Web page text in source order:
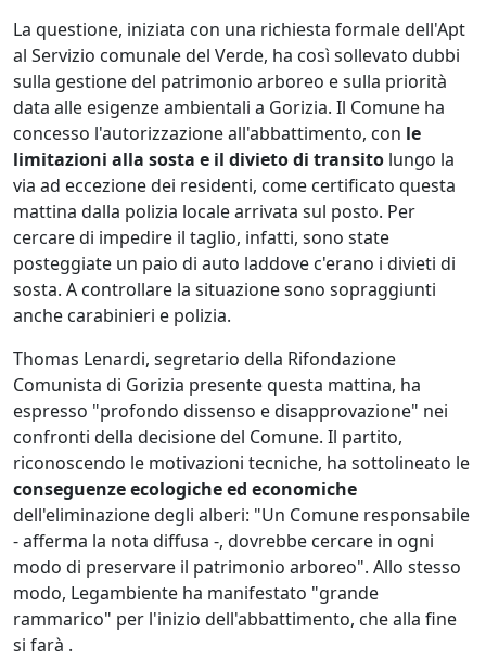
La questione, iniziata con una richiesta formale dell'Apt
al Servizio comunale del Verde, ha così sollevato dubbi
sulla gestione del patrimonio arboreo e sulla priorità
data alle esigenze ambientali a Gorizia. Il Comune ha
concesso l'autorizzazione all'abbattimento, con le
limitazioni alla sosta e il divieto di transito lungo la
via ad eccezione dei residenti, come certificato questa
mattina dalla polizia locale arrivata sul posto. Per
cercare di impedire il taglio, infatti, sono state
posteggiate un paio di auto laddove c'erano i divieti di
sosta. A controllare la situazione sono sopraggiunti
anche carabinieri e polizia.
Thomas Lenardi, segretario della Rifondazione
Comunista di Gorizia presente questa mattina, ha
espresso "profondo dissenso e disapprovazione" nei
confronti della decisione del Comune. Il partito,
riconoscendo le motivazioni tecniche, ha sottolineato le
conseguenze ecologiche ed economiche
dell'eliminazione degli alberi: "Un Comune responsabile
- afferma la nota diffusa -, dovrebbe cercare in ogni
modo di preservare il patrimonio arboreo". Allo stesso
modo, Legambiente ha manifestato "grande
rammarico" per l'inizio dell'abbattimento, che alla fine
si farà .